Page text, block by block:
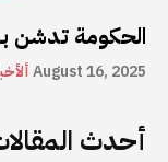
الحكومة تدشن
August 16, 2025
أحدث